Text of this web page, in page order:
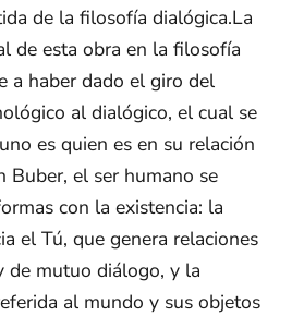
de la filosofía dialógica.La
de esta obra en la filosofía
a haber dado el giro del
al dialógico, el cual se
es quien es en su relación
Buber, el ser humano se
con la existencia: la
el Tú, que genera relaciones
de mutuo diálogo, y la
al mundo y sus objetos